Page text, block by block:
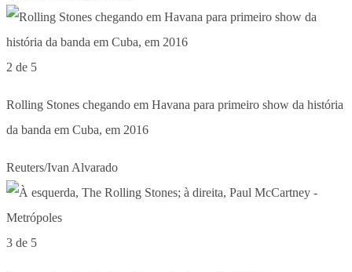
2 de 5
Rolling Stones chegando em Havana para primeiro show da história
da banda em Cuba, em 2016
Reuters/Ivan Alvarado
3 de 5